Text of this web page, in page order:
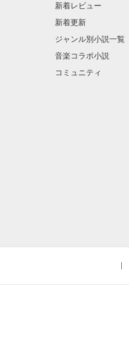
新着レビュー
新着更新
ジャンル別小説一覧
音楽コラボ小説
コミュニティ